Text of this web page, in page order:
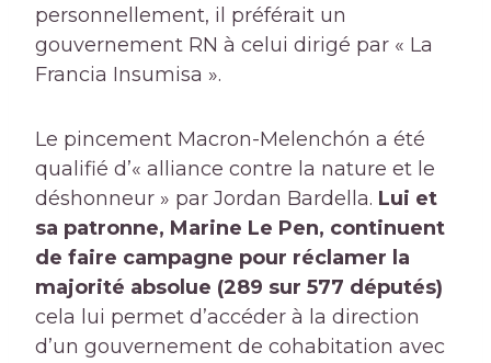
personnellement, il préférait un
gouvernement RN à celui dirigé par « La
Francia Insumisa ».
Le pincement Macron-Melenchón a été
qualifié d’« alliance contre la nature et le
déshonneur » par Jordan Bardella. Lui et
sa patronne, Marine Le Pen, continuent
de faire campagne pour réclamer la
majorité absolue (289 sur 577 députés)
cela lui permet d’accéder à la direction
d’un gouvernement de cohabitation avec